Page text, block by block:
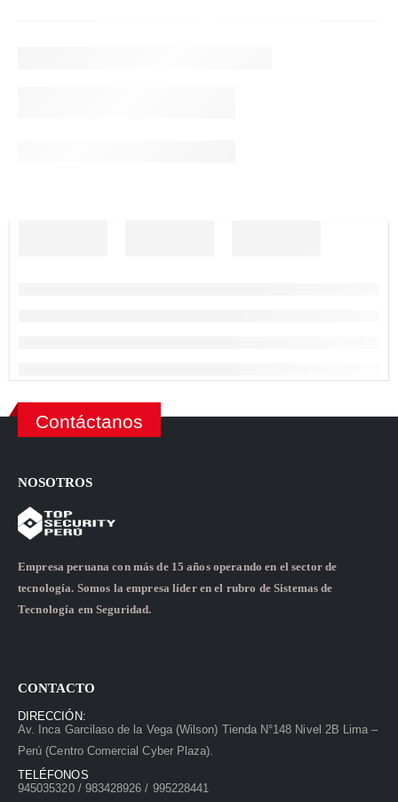
Contáctanos
NOSOTROS
Empresa peruana con más de 15 años operando en el sector de
tecnología. Somos la empresa líder en el rubro de Sistemas de
Tecnología em Seguridad.
CONTACTO
DIRECCIÓN:
Av. Inca Garcilaso de la Vega (Wilson) Tienda N°148 Nivel 2B Lima –
Perú (Centro Comercial Cyber Plaza).
TELÉFONOS
945035320 / 983428926 / 995228441